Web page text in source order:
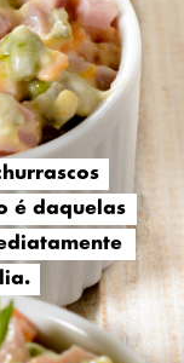
é daquelas
é daquelas